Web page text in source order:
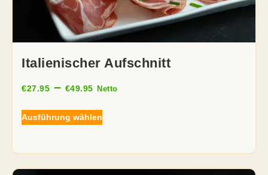
Italienischer Aufschnitt
€27.95 – €49.95 Netto
Ausführung wählen